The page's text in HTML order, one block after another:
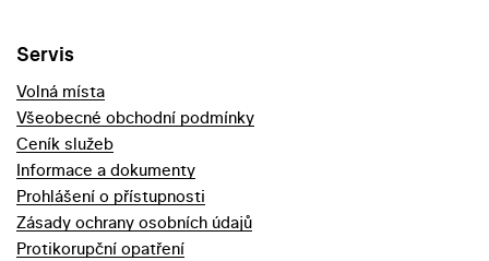
Servis
Volná místa
Všeobecné obchodní podmínky
Ceník služeb
Informace a dokumenty
Prohlášení o přístupnosti
Zásady ochrany osobních údajů
Protikorupční opatření